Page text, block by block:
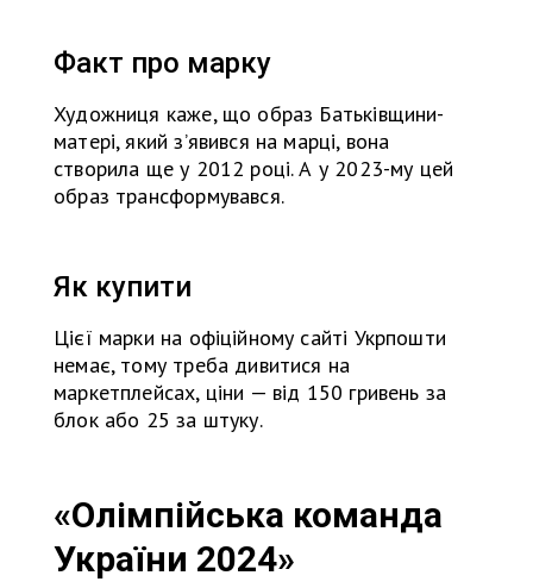
Факт про марку
Художниця каже, що образ Батьківщини-
матері, який зʼявився на марці, вона
створила ще у 2012 році. А у 2023-му цей
образ трансформувався.
Як купити
Цієї марки на офіційному сайті Укрпошти
немає, тому треба дивитися на
маркетплейсах, ціни — від 150 гривень за
блок або 25 за штуку.
«Олімпійська команда
України 2024»